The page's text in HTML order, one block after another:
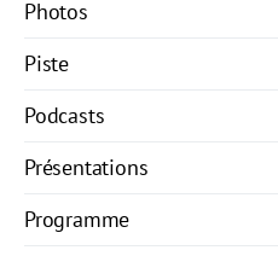
Photos
Piste
Podcasts
Présentations
Programme